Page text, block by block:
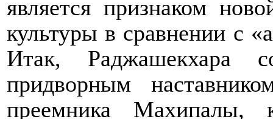
является признаком
культуры в сравнении с
Итак, Раджашекхара
придворным
преемника Махипалы,